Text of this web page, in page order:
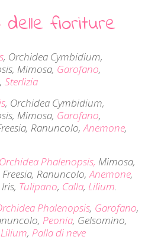
delle fioriture
, Orchidea Cymbidium,
Mimosa, Garofano,
, Sterlizia
, Orchidea Cymbidium,
Mimosa, Garofano,
Ranuncolo,Anemone,
Orchidea Phalenopsis, Mimosa,
Freesia, Ranuncolo,Anemone,
Tulipano, Calla, Lilium.
Phalenopsis, Garofano,
Peonia, Gelsomino,
Lilium, Palla di neve